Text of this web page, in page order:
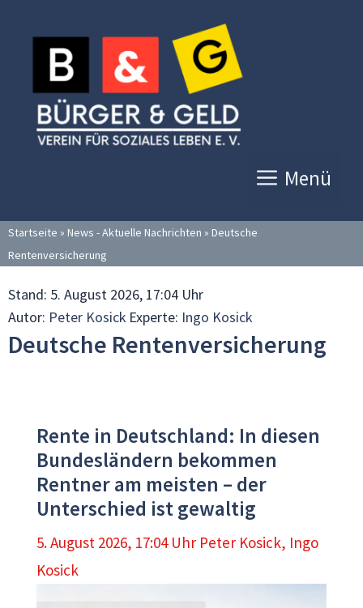
Inhalt
springen
Menü
Startseite » News - Aktuelle Nachrichten » Deutsche
Rentenversicherung
Stand: 5. August 2026, 17:04 Uhr
Autor: Peter Kosick Experte: Ingo Kosick
Deutsche Rentenversicherung
Rente in Deutschland: In diesen
Bundesländern bekommen
Rentner am meisten – der
Unterschied ist gewaltig
5. August 2026, 17:04 Uhr Peter Kosick, Ingo
Kosick